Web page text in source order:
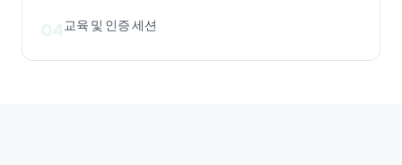
04교육 및 인증 세션